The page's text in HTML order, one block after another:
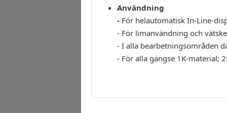
Användning
- För helautomatisk In-Line-
- För limanvändning och
- I alla bearbetningsområden
- För alla gängse 1K-material;